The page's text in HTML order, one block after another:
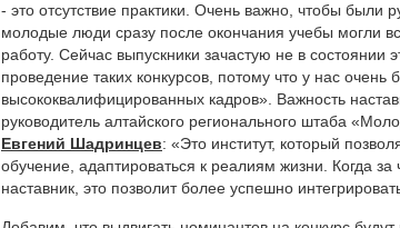
- это отсутствие практики. Очень важно, чтобы были
молодые люди сразу после окончания учебы могли
работу. Сейчас выпускники зачастую не в состоянии
проведение таких конкурсов, потому что у нас очень
высококвалифицированных кадров». Важность
руководитель алтайского регионального штаба
Евгений Шадринцев: «Это институт, который
обучение, адаптироваться к реалиям жизни. Когда за
наставник, это позволит более успешно